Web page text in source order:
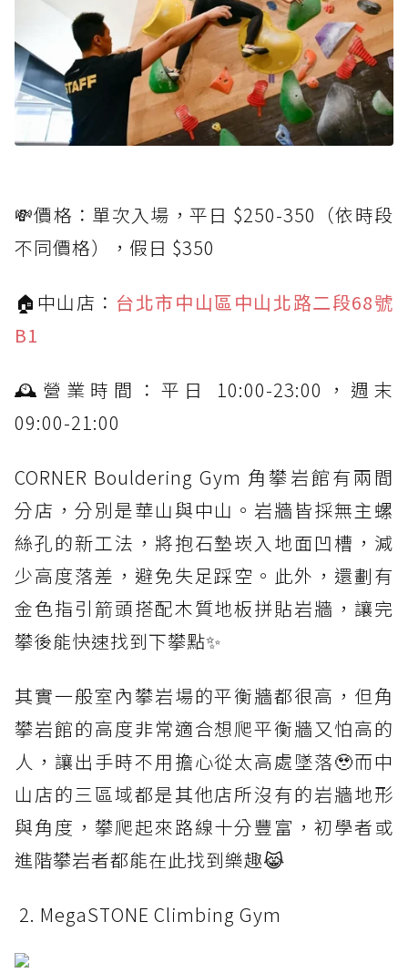
💸價格：單次入場，平日 $250-350（依時段
不同價格），假日 $350
🏠中山店： 台北市中山區中山北路二段68號
B1
🕰營業時間：平日 10:00-23:00，週末
09:00-21:00
CORNER Bouldering Gym 角攀岩館有兩間
分店，分別是華山與中山。岩牆皆採無主螺
絲孔的新工法，將抱石墊崁入地面凹槽，減
少高度落差，避免失足踩空。此外，還劃有
金色指引箭頭搭配木質地板拼貼岩牆，讓完
攀後能快速找到下攀點✨
其實一般室內攀岩場的平衡牆都很高，但角
攀岩館的高度非常適合想爬平衡牆又怕高的
人，讓出手時不用擔心從太高處墜落🥹而中
山店的三區域都是其他店所沒有的岩牆地形
與角度，攀爬起來路線十分豐富，初學者或
進階攀岩者都能在此找到樂趣😹
​ 2. MegaSTONE Climbing Gym